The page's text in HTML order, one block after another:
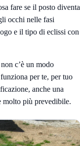
fare se il posto diventa
occhi nelle fasi
e il tipo di eclissi con
c’è un modo
per te, per tuo
anche una
molto più prevedibile.